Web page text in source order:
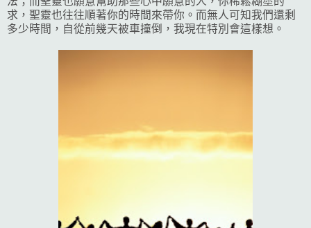
求，聖靈也往往順著你的時間來帶你。而無人可知我們還剩
多少時間，自從前幾天被車撞倒，我現在特別會這樣想。